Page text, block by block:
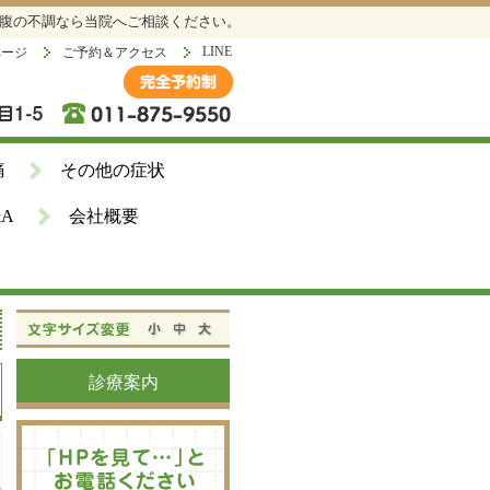
の不調なら当院へご相談ください。
ジ
ご予約＆アクセス LINE
その他の症状
会社概要
診療案内